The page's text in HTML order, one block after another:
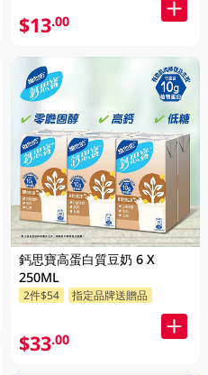
$13.00
鈣思寶高蛋白質豆奶 6 X
250ML
2件$54 指定品牌送贈品
$33.00